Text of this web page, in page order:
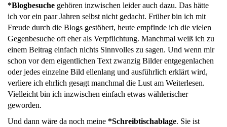
*Blogbesuche gehören inzwischen leider auch dazu. Das hätte
ich vor ein paar Jahren selbst nicht gedacht. Früher bin ich mit
Freude durch die Blogs gestöbert, heute empfinde ich die vielen
Gegenbesuche oft eher als Verpflichtung. Manchmal weiß ich zu
einem Beitrag einfach nichts Sinnvolles zu sagen. Und wenn mir
schon vor dem eigentlichen Text zwanzig Bilder entgegenlachen
oder jedes einzelne Bild ellenlang und ausführlich erklärt wird,
verliere ich ehrlich gesagt manchmal die Lust am Weiterlesen.
Vielleicht bin ich inzwischen einfach etwas wählerischer
geworden.
Und dann wäre da noch meine *Schreibtischablage. Sie ist